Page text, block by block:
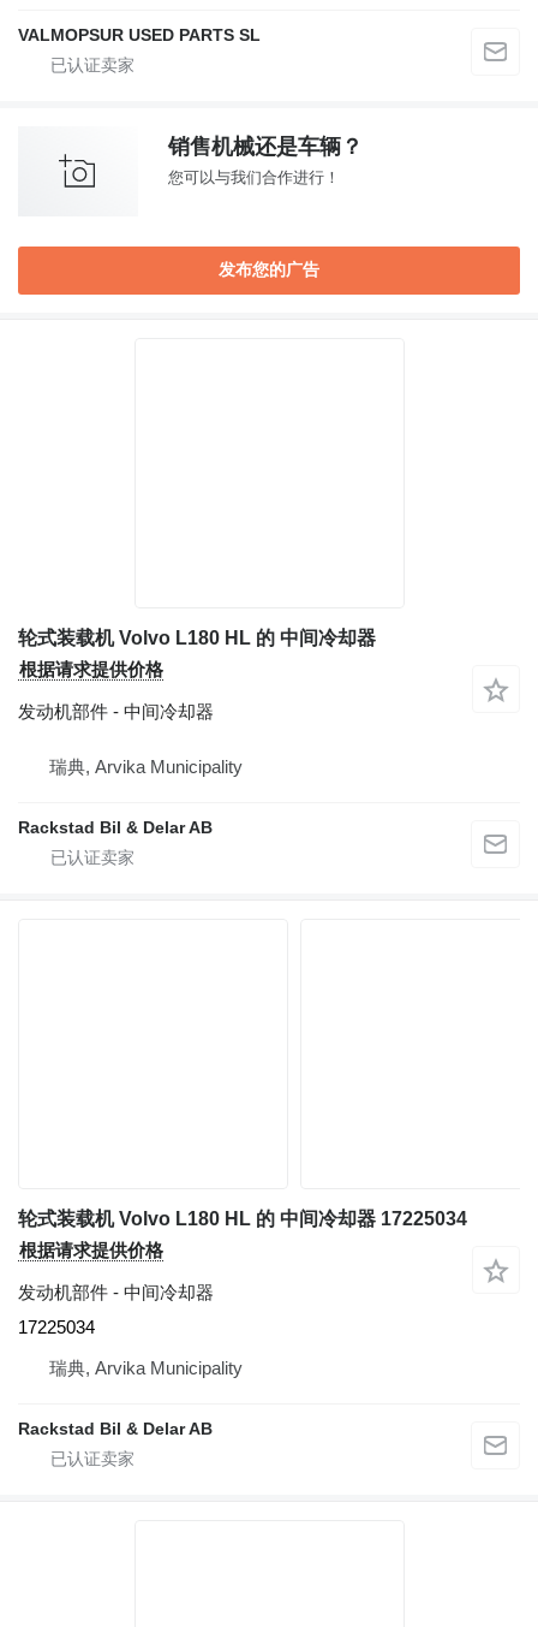
VALMOPSUR USED PARTS SL
销售机械还是车辆？
您可以与我们合作进行！
发布您的广告
轮式装载机 Volvo L180 HL 的 中间冷却器
根据请求提供价格
发动机部件 - 中间冷却器
瑞典, Arvika Municipality
Rackstad Bil & Delar AB
轮式装载机 Volvo L180 HL 的 中间冷却器 17225034
根据请求提供价格
发动机部件 - 中间冷却器
17225034
瑞典, Arvika Municipality
Rackstad Bil & Delar AB